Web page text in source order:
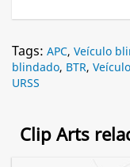
Tags: APC, Veículo
blindado, BTR,
URSS
Clip Arts